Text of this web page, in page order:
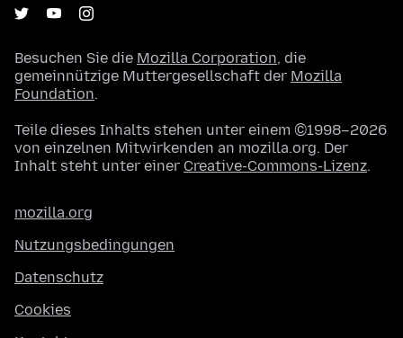
Besuchen Sie die Mozilla Corporation, die
gemeinnützige Muttergesellschaft der Mozilla
Foundation.
Teile dieses Inhalts stehen unter einem ©1998–2026
von einzelnen Mitwirkenden an mozilla.org. Der
Inhalt steht unter einer Creative-Commons-Lizenz.
mozilla.org
Nutzungsbedingungen
Datenschutz
Cookies